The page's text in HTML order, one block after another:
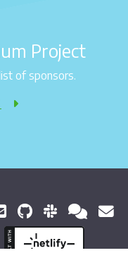
Project
of sponsors.